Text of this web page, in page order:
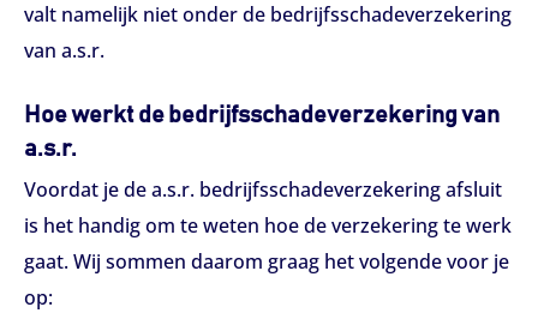
valt namelijk niet onder de bedrijfsschadeverzekering
van a.s.r.
Hoe werkt de bedrijfsschadeverzekering van
a.s.r.
Voordat je de a.s.r. bedrijfsschadeverzekering afsluit
is het handig om te weten hoe de verzekering te werk
gaat. Wij sommen daarom graag het volgende voor je
op: